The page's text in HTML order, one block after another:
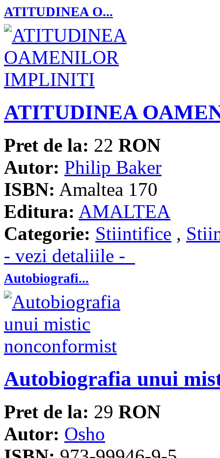
ATITUDINEA O...
ATITUDINEA
Pret de la: 22 RON
Autor: Philip Baker
ISBN: Amaltea 170
Editura: AMALTEA
Categorie: Stiintifice ,
- vezi detaliile -
Autobiografi...
Autobiografia unui
Pret de la: 29 RON
Autor: Osho